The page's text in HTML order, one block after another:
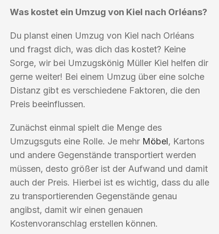
Was kostet ein Umzug von Kiel nach Orléans?
Du planst einen Umzug von Kiel nach Orléans
und fragst dich, was dich das kostet? Keine
Sorge, wir bei Umzugskönig Müller Kiel helfen dir
gerne weiter! Bei einem Umzug über eine solche
Distanz gibt es verschiedene Faktoren, die den
Preis beeinflussen.
Zunächst einmal spielt die Menge des
Umzugsguts eine Rolle. Je mehr Möbel, Kartons
und andere Gegenstände transportiert werden
müssen, desto größer ist der Aufwand und damit
auch der Preis. Hierbei ist es wichtig, dass du alle
zu transportierenden Gegenstände genau
angibst, damit wir einen genauen
Kostenvoranschlag erstellen können.